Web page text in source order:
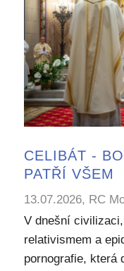
CELIBÁT -
PATŘÍ VŠEM
13.07.2026, RC
V dnešní
relativismem a
pornografie, která